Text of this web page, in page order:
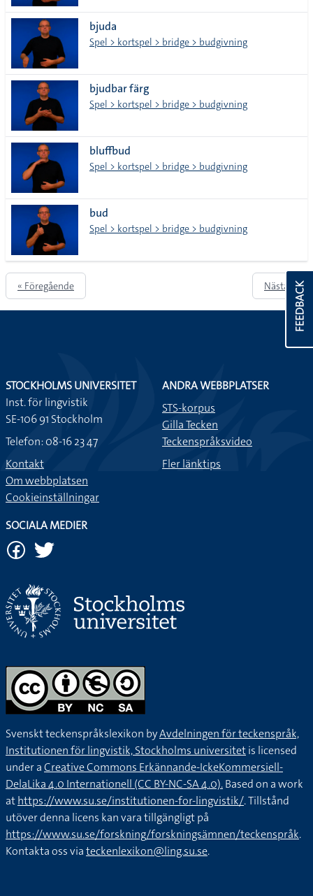
bjuda
Spel > kortspel > bridge > budgivning
bjudbar färg
Spel > kortspel > bridge > budgivning
bluffbud
Spel > kortspel > bridge > budgivning
bud
Spel > kortspel > bridge > budgivning
« Föregående Nästa » FEEDBACK
STOCKHOLMS UNIVERSITET
Inst. för lingvistik
SE-106 91 Stockholm
Telefon: 08-16 23 47
Kontakt
Om webbplatsen
Cookieinställningar
ANDRA WEBBPLATSER
STS-korpus
Gilla Tecken
Teckenspråksvideo
Fler länktips
SOCIALA MEDIER
Svenskt teckenspråkslexikon byAvdelningen för teckenspråk,
Institutionen för lingvistik, Stockholms universitetis licensed
under aCreative Commons Erkännande-IckeKommersiell-
DelaLika 4.0 Internationell (CC BY-NC-SA 4.0).Based on a work
athttps://www.su.se/institutionen-for-lingvistik/. Tillstånd
utöver denna licens kan vara tillgängligt på
https://www.su.se/forskning/forskningsämnen/teckenspråk.
Kontakta oss viateckenlexikon@ling.su.se.